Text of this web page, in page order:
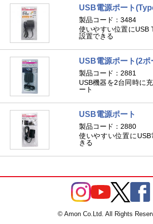
USB電源ポート
製品コード：3484
使いやすい位置にUSB
設置できる
USB電源ポート(2ポ
製品コード：2881
USB機器を2台同時に
ート
USB電源ポート
製品コード：2880
使いやすい位置に
きる
© Amon Co.Ltd. All Rights